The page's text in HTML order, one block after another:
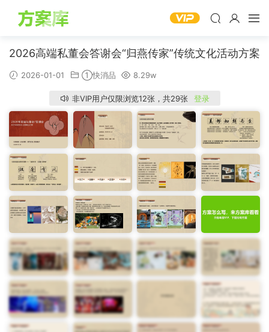
2026高端私董会答谢会“归燕传家”传统文化活动方案
2026-01-01 ①快消品 8.29w
非VIP用户仅限浏览12张，共29张 登录